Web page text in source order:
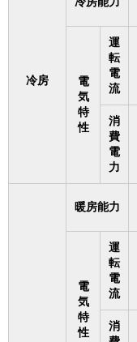
冷房
電
気
特
性
運
転
電
流
消
費
電
力
暖房能力
電
気
特
性
運
転
電
流
消